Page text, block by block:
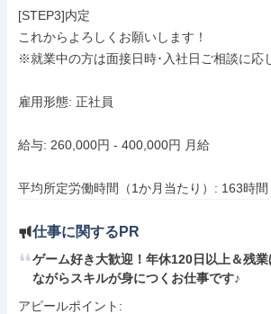
[STEP3]内定
これからよろしくお願いします！
※就業中の方は面接日時･入社日ご相談に応
雇用形態: 正社員
給与: 260,000円 - 400,000円 月給
平均所定労働時間（1か月当たり）: 163時間
仕事に関するPR
ゲーム好き大歓迎！年休120日以上＆残
ながらスキルが身につくお仕事です♪
アピールポイント: